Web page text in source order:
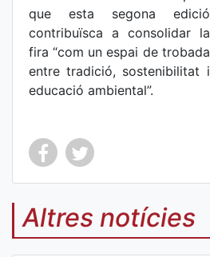
que esta segona edició
contribuïsca a consolidar la
fira “com un espai de trobada
entre tradició, sostenibilitat i
educació ambiental”.
Co
mp
art
Co
mp
art
Altres notícies